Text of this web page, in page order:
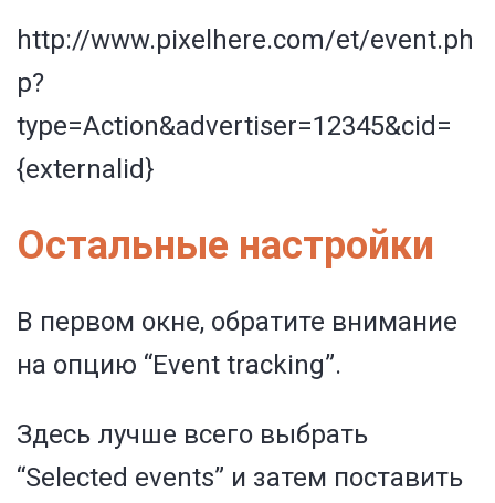
http://www.pixelhere.com/et/event.ph
p?
type=Action&advertiser=12345&cid=
{externalid}
Остальные настройки
В первом окне, обратите внимание
на опцию “Event tracking”.
Здесь лучше всего выбрать
“Selected events” и затем поставить